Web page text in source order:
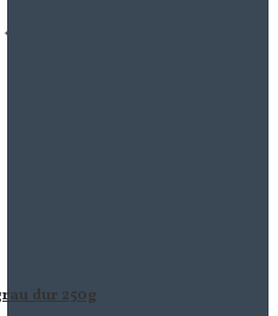
dur 250g